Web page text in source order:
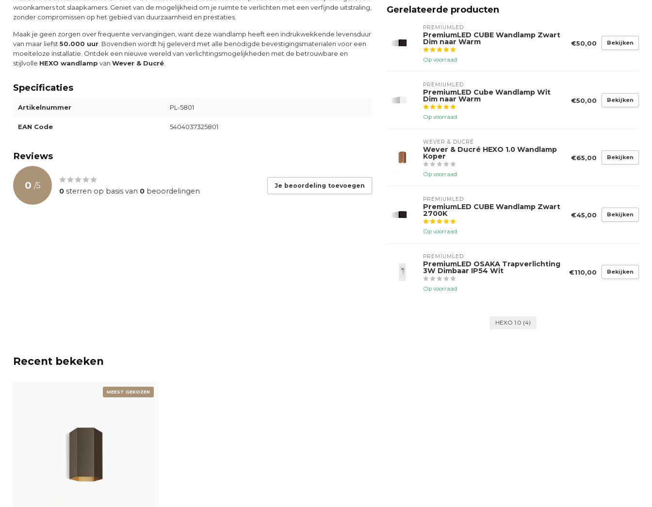
woonkamers tot slaapkamers. Geniet van de mogelijkheid om je ruimte te verlichten met een verfijnde uitstraling,
zonder compromissen op het gebied van duurzaamheid en prestaties.
Maak je geen zorgen over frequente vervangingen, want deze wandlamp heeft een indrukwekkende levensduur
van maar liefst 50.000 uur . Bovendien wordt hij geleverd met alle benodigde bevestigingsmaterialen voor een
moeiteloze installatie. Ontdek een nieuwe wereld van verlichtingsmogelijkheden met de betrouwbare en
stijlvolle HEXO wandlamp van Wever & Ducré
Specificaties
Artikelnummer PL-5801
EAN Code 5404037325801
Reviews
0 /5
0 sterren op basis van 0 beoordelingen
Je beoordeling toevoegen
Gerelateerde producten
PREMIUMLED
PremiumLED CUBE Wandlamp Zwart
Dim naar Warm
Op voorraad
€50,00 Bekijken
PREMIUMLED
PremiumLED Cube Wandlamp Wit
Dim naar Warm
Op voorraad
€50,00 Bekijken
WEVER & DUCRÉ
Wever & Ducré HEXO 1.0 Wandlamp
Koper
Op voorraad
€65,00 Bekijken
PREMIUMLED
PremiumLED CUBE Wandlamp Zwart
2700K
Op voorraad
€45,00 Bekijken
PREMIUMLED
PremiumLED OSAKA Trapverlichting
3W Dimbaar IP54 Wit
Op voorraad
€110,00 Bekijken
HEXO 1.0 (4)
Recent bekeken
MEEST GEKOZEN